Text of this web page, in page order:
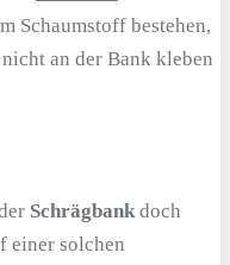
Schaumstoff bestehen,
an der Bank kleben
Schrägbankdoch
einer solchen